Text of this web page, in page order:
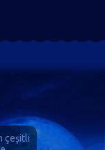
çeşitli